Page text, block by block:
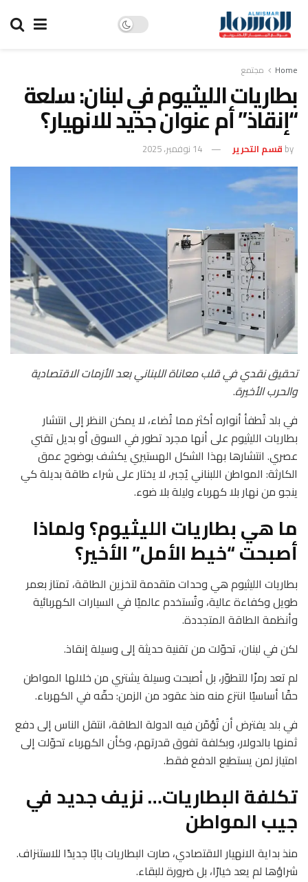
Home مجتمع
بطاريات الليثيوم في لبنان: سلعة
“إنقاذ” أم عنوان جديد للانهيار؟
by قسم التحرير 14 نوفمبر، 2025
تحقيق نقدي في قلب معاناة اللبناني بعد الأزمات الاقتصادية
والحرب الأخيرة.
في بلد تُطفأ أنواره أكثر مما تُضاء، لا يمكن النظر إلى انتشار
بطاريات الليثيوم على أنها مجرد تطور في السوق أو بديل تقني
عصري. انتشارها بهذا الشكل الهستيري يكشف بوضوح عمق
الكارثة: المواطن اللبناني يُجبر، لا يختار على شراء طاقة بديلة كي
ينجو من نهار بلا كهرباء وليلة بلا ضوء.
ما هي بطاريات الليثيوم؟ ولماذا
أصبحت “خيط الأمل” الأخير؟
بطاريات الليثيوم هي وحدات متقدمة لتخزين الطاقة، تمتاز بعمر
طويل وكفاءة عالية، وتُستخدم عالميًا في السيارات الكهربائية
وأنظمة الطاقة المتجددة.
لكن في لبنان، تحوّلت من تقنية حديثة إلى وسيلة إنقاذ.
لم تعد رمزًا للتطوّر، بل أصبحت وسيلة يشتري من خلالها المواطن
حقًا أساسيًا انتزع منه منذ عقود من الزمن: حقّه في الكهرباء.
في بلد يفترض أن تُؤمّن فيه الدولة الطاقة، انتقل الناس إلى دفع
ثمنها بالدولار، وبكلفة تفوق قدرتهم، وكأن الكهرباء تحوّلت إلى
امتياز لمن يستطيع الدفع فقط.
تكلفة البطاريات… نزيف جديد في
جيب المواطن
منذ بداية الانهيار الاقتصادي، صارت البطاريات بابًا جديدًا للاستنزاف.
شراؤها لم يعد خيارًا، بل ضرورة للبقاء.